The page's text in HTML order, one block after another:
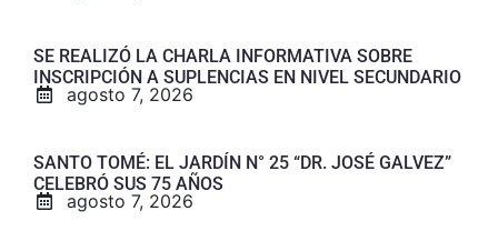
SE REALIZÓ LA CHARLA INFORMATIVA SOBRE
INSCRIPCIÓN A SUPLENCIAS EN NIVEL SECUNDARIO
agosto 7, 2026
SANTO TOMÉ: EL JARDÍN N° 25 “DR. JOSÉ GALVEZ”
CELEBRÓ SUS 75 AÑOS
agosto 7, 2026